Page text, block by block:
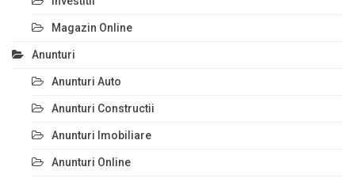
Magazin Online
Anunturi
Anunturi Auto
Anunturi Constructii
Anunturi Imobiliare
Anunturi Online